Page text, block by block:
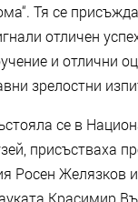
Тя се
отличен
и отлични
зрелостни
се в
присъстваха
Росен Желязков
Красимир